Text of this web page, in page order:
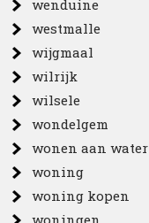
wenduine
westmalle
wijgmaal
wilrijk
wilsele
wondelgem
wonen aan water
woning
woning kopen
woningen